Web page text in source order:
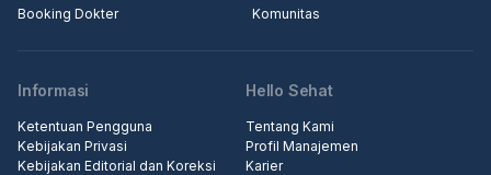
Booking Dokter
Komunitas
Informasi
Ketentuan Pengguna
Kebijakan Privasi
Kebijakan Editorial dan Koreksi
Hello Sehat
Tentang Kami
Profil Manajemen
Karier